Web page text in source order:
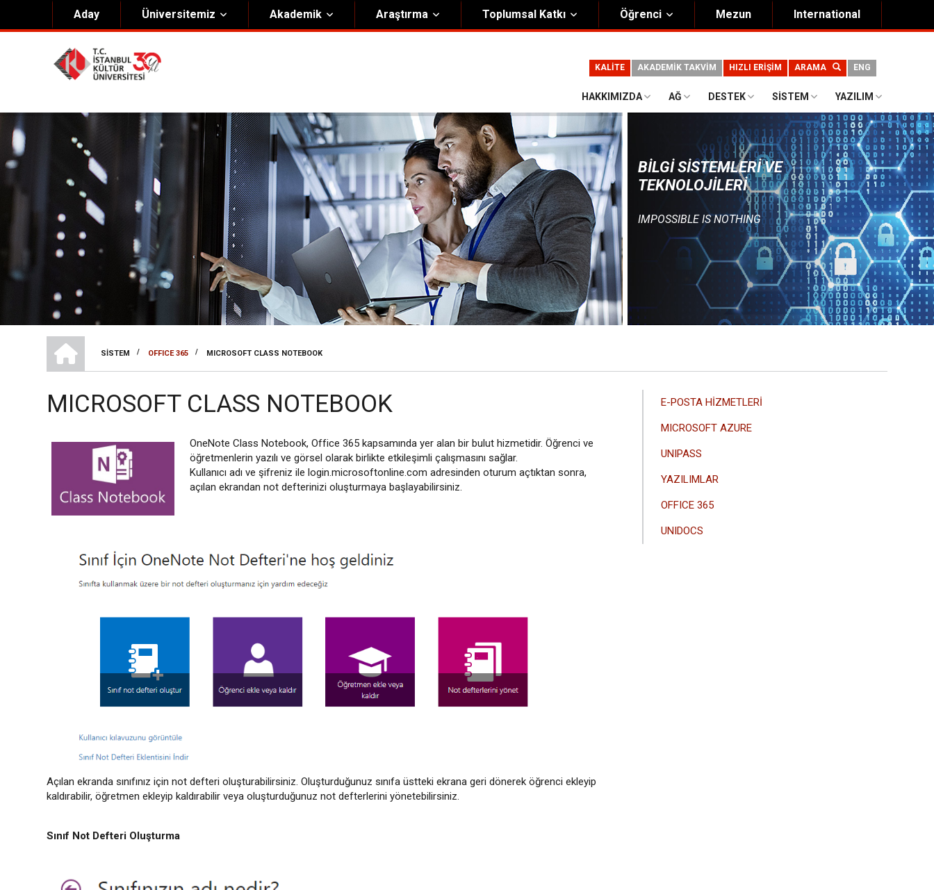
Aday Üniversitemiz
Hakkımızda
Genel Bilgiler
Misyon & Vizyon
Kültür Koleji Vakfı ( KEV )
Akıngüç Ödülü
İKÜ Ödülleri
İdari Birimler
Mevzuat
Onursal Doktora
Rektörlük
Organizasyon Şeması
Stratejik Plan
Eğiticinin Eğitimi Programı
Bilgi Güvenliği
Politikalar
Akademik Araştırma Toplumsal Katkı Öğrenci Mezun International
ENG
ARAMA
HIZLI ERİŞİM
AKADEMİK TAKVİM
KALİTE
HAKKIMIZDA AĞ DESTEK SISTEM YAZILIM
BILGI SISTEMLERI VE
TEKNOLOJILERI
IMPOSSIBLE IS NOTHING
SAYFA
YOLU
SISTEM
/ OFFICE 365 / MICROSOFT CLASS NOTEBOOK
MICROSOFT CLASS NOTEBOOK
OneNote Class Notebook, Office 365 kapsamında yer alan bir bulut hizmetidir. Öğrenci ve
öğretmenlerin yazılı ve görsel olarak birlikte etkileşimli çalışmasını sağlar.
Kullanıcı adı ve şifreniz ile login.microsoftonline.com adresinden oturum açtıktan sonra,
açılan ekrandan not defterinizi oluşturmaya başlayabilirsiniz.
Açılan ekranda sınıfınız için not defteri oluşturabilirsiniz. Oluşturduğunuz sınıfa üstteki ekrana geri dönerek öğrenci ekleyip
kaldırabilir, öğretmen ekleyip kaldırabilir veya oluşturduğunuz not defterlerini yönetebilirsiniz.
Sınıf Not Defteri Oluşturma
ANA
MENÜSÜ
E-POSTA HİZMETLERİ
MICROSOFT AZURE
UNIPASS
YAZILIMLAR
OFFICE 365
UNIDOCS